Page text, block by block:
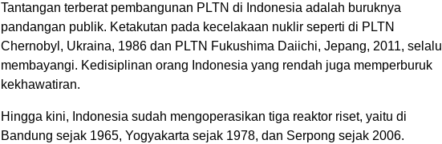
Tantangan terberat pembangunan PLTN di Indonesia adalah buruknya
pandangan publik. Ketakutan pada kecelakaan nuklir seperti di PLTN
Chernobyl, Ukraina, 1986 dan PLTN Fukushima Daiichi, Jepang, 2011, selalu
membayangi. Kedisiplinan orang Indonesia yang rendah juga memperburuk
kekhawatiran.
Hingga kini, Indonesia sudah mengoperasikan tiga reaktor riset, yaitu di
Bandung sejak 1965, Yogyakarta sejak 1978, dan Serpong sejak 2006.